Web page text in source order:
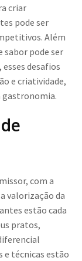
criar
pode ser
Além
sabor pode ser
desafios
e criatividade,
gastronomia.
com a
valorização da
estão cada
pratos,
técnicas estão